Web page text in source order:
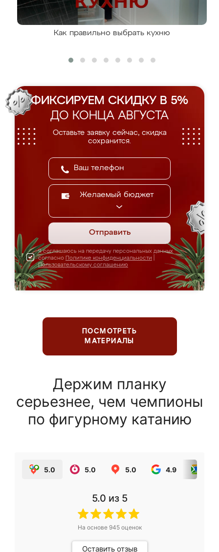
Как правильно выбрать кухню
ФИКСИРУЕМ СКИДКУ В 5%
ДО КОНЦА АВГУСТА
Оставьте заявку сейчас, скидка
сохранится.
Желаемый бюджет
Отправить
Я соглашаюсь на передачу персональных данных
согласно Политике конфиденциальности
Пользовательскому соглашению
ПОСМОТРЕТЬ
МАТЕРИАЛЫ
Держим планку
серьезнее, чем чемпионы
по фигурному катанию
5.0 5.0 5.0 4.9
5.0 из 5
На основе 945оценок
Оставить отзыв